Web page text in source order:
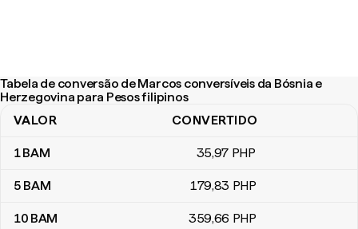
Tabela de conversão de Marcos conversíveis da Bósnia e
Herzegovina para Pesos filipinos
Tabela de conversão de Marcos conversíveis da Bósnia e
VALOR CONVERTIDO
1BAM 35,97 PHP
5 BAM 179,83 PHP
10 BAM 359,66 PHP